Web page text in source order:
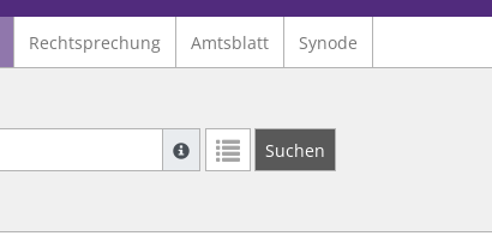
Rechtsprechung Amtsblatt Synode
Suche mit Platzhalter "*", Bsp.
Weitere Suchoperatoren finden Sie in
Suchen